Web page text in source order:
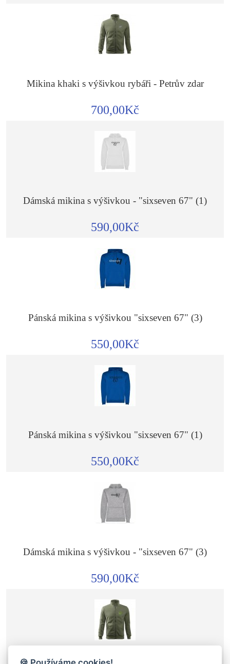
Mikina khaki s výšivkou rybáři - Petrův zdar
700,00Kč
Dámská mikina s výšivkou - "sixseven 67" (1)
590,00Kč
Pánská mikina s výšivkou "sixseven 67" (3)
550,00Kč
Pánská mikina s výšivkou "sixseven 67" (1)
550,00Kč
Dámská mikina s výšivkou - "sixseven 67" (3)
590,00Kč